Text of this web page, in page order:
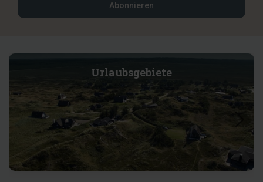
Abonnieren
Urlaubsgebiete